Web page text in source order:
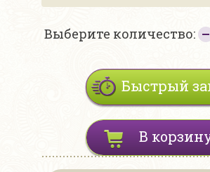
Выберите количество:
Быстрый
В